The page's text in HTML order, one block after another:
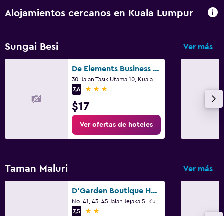
Alojamientos cercanos en Kuala Lumpur
Sungai Besi Ver más
De Elements Business Hotel Kuala Lumpur
7,6
3 estrellas
$17
Ver ofertas de hoteles
Taman Maluri Ver más
D'Garden Boutique Hotel Kuala Lumpur
7,5
2 estrellas